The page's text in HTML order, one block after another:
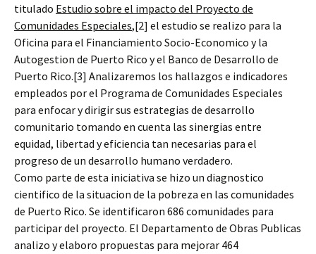
titulado Estudio sobre el impacto del Proyecto de
Comunidades Especiales,[2] el estudio se realizo para la
Oficina para el Financiamiento Socio-Economico y la
Autogestion de Puerto Rico y el Banco de Desarrollo de
Puerto Rico.[3] Analizaremos los hallazgos e indicadores
empleados por el Programa de Comunidades Especiales
para enfocar y dirigir sus estrategias de desarrollo
comunitario tomando en cuenta las sinergias entre
equidad, libertad y eficiencia tan necesarias para el
progreso de un desarrollo humano verdadero.
Como parte de esta iniciativa se hizo un diagnostico
cientifico de la situacion de la pobreza en las comunidades
de Puerto Rico. Se identificaron 686 comunidades para
participar del proyecto. El Departamento de Obras Publicas
analizo y elaboro propuestas para mejorar 464